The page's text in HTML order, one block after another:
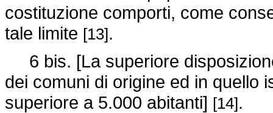
costituzione comporti, come
tale limite [13].
6 bis. [La superiore
dei comuni di origine ed in quello
superiore a 5.000 abitanti] [14].